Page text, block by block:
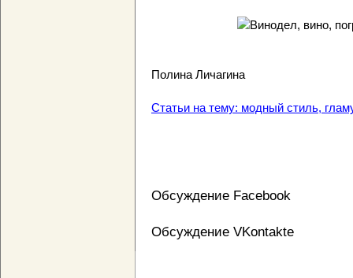
Полина Личагина
Статьи на тему: модный стиль,
Обсуждение Facebook
Обсуждение VKontakte